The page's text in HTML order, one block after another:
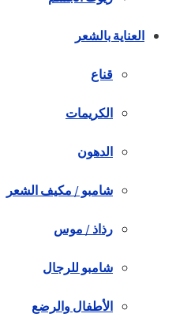
العناية بالشعر
قناع
الكريمات
الدهون
شامبو / مكيف الشعر
رذاذ / موس
شامبو للرجال
الأطفال والرضع